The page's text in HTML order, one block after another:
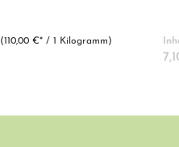
(110,00 €* / 1 Kilogramm)